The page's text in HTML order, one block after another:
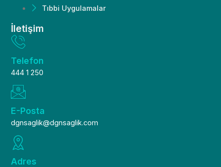
Tıbbi Uygulamalar
İletişim
Telefon
444 1 250
E-Posta
dgnsaglik@dgnsaglik.com
Adres